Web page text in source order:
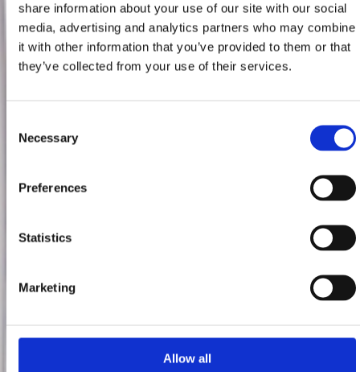
share information about your use of our site with our social
media, advertising and analytics partners who may combine
it with other information that you’ve provided to them or that
they’ve collected from your use of their services.
Selection
Necessary
Preferences
Statistics
Marketing
Allow all